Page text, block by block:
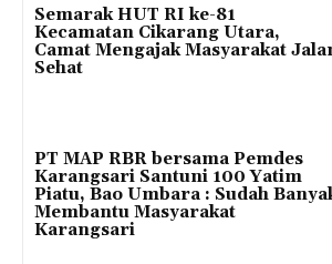
Semarak HUT RI ke-81
Kecamatan Cikarang Utara,
Camat Mengajak Masyarakat
Sehat
PT MAP RBR bersama Pemdes
Karangsari Santuni 100 Yatim
Piatu, Bao Umbara : Sudah
Membantu Masyarakat
Karangsari